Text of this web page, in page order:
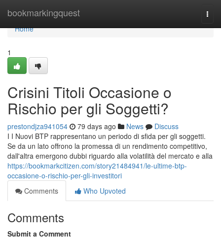
bookmarkingquest
Home
Home
1
Crisini Titoli Occasione o
Rischio per gli Soggetti?
prestondjza941054 79 days ago News
Discuss
I I Nuovi BTP rappresentano un periodo di sfida per gli soggetti.
Se da un lato offrono la promessa di un rendimento competitivo,
dall'altra emergono dubbi riguardo alla volatilità del mercato e alla
https://bookmarkcitizen.com/story21484941/le-ultime-btp-
occasione-o-rischio-per-gli-investitori
Comments
Who Upvoted
Comments
Submit a Comment